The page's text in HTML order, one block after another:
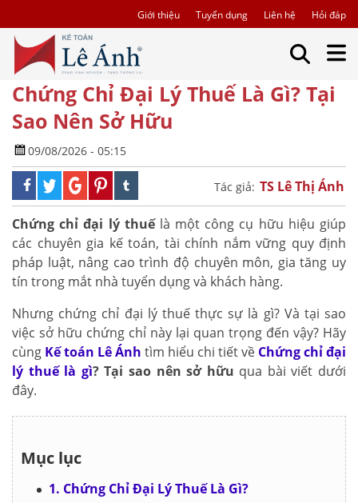
Giới thiệu Tuyển dụng Liên hệ Hỏi đáp
Chứng Chỉ Đại Lý Thuế Là Gì? Tại
Sao Nên Sở Hữu
09/08/2026 - 05:15
Tác giả: TS Lê Thị Ánh
Chứng chỉ đại lý thuếlà một công cụ hữu hiệu giúp
các chuyên gia kế toán, tài chính nắm vững quy định
pháp luật, nâng cao trình độ chuyên môn, gia tăng uy
tín trong mắt nhà tuyển dụng và khách hàng.
Nhưng chứng chỉ đại lý thuế thực sự là gì? Và tại sao
việc sở hữu chứng chỉ này lại quan trọng đến vậy? Hãy
cùng Kế toán Lê Ánh tìm hiểu chi tiết về Chứng chỉ đại
lý thuế là gì? Tại sao nên sở hữu qua bài viết dưới
đây.
Mục lục
1. Chứng Chỉ Đại Lý Thuế Là Gì?